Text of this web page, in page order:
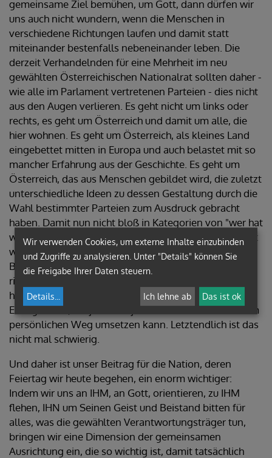
gemeinsame Ziel bemühen, um Gott, dann dürfen wir
uns auch nicht wundern, wenn die Menschen in
verschiedene Richtungen laufen und damit statt
miteinander bestenfalls nebeneinander leben. Die
derzeit Verhandelnden für eine Mehrheit im neu
gewählten Österreichischen Nationalrat sollten daher -
wie alle im Parlament vertretenen Parteien - dies nicht
aus den Augen verlieren. Es geht nicht um links oder
rechts, es geht um Österreich und damit um alle, die
hier wohnen. Es geht um Österreich, als kleines Land
eingebettet mitten in Europa und auch belastet mit so
mancher Erfahrung aus der Geschichte. Es geht um
Österreich, das aus Menschen gebildet wird, die zuletzt
unterschiedliche Ideen zu dessen Gestaltung durch die
Wahl bestimmter Parteien zum Ausdruck gebracht
haben. Damit nun nicht bloß in Kategorien von "wer hat
wen über den Tisch gezogen" argumentiert und gelebt
wird, aber auch nicht Opfermythen für ungerechtes
Behandeltwerden sich entwickeln, ist es wichtig und
richtig, das gemeinsame Ziel für alle vor Augen zu
haben. Für uns als Christen ist das die Botschaft des
Evangeliums, die jede und jeder mit seinem bzw. ihrem
persönlichen Weg umsetzen kann. Letztendlich ist das
nicht mal schwierig.
Und daher ist unser Beitrag für die Nation, deren
Feiertag wir heute begehen, ein enorm wichtiger:
Indem wir uns an IHM, an Gott, orientieren, zu IHM
flehen, IHN um Seinen Geist und Beistand bitten für
alles, was die gewählten Verantwortungsträger tun,
bringen wir eine Dimension der gemeinsamen
Ausrichtung ein, die so wichtig ist, damit tatsächlich
Wir verwenden Cookies, um externe Inhalte einzubinden
und Zugriffe zu analysieren. Unter "Details" können Sie
die Freigabe Ihrer Daten steuern.
Details Ich lehne ab Das ist ok